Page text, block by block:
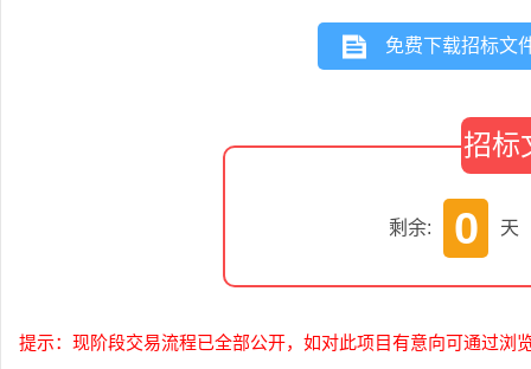
免费下载招标文
招标
剩余: 0 天
提示：现阶段交易流程已全部公开，如对此项目有意向可通过浏